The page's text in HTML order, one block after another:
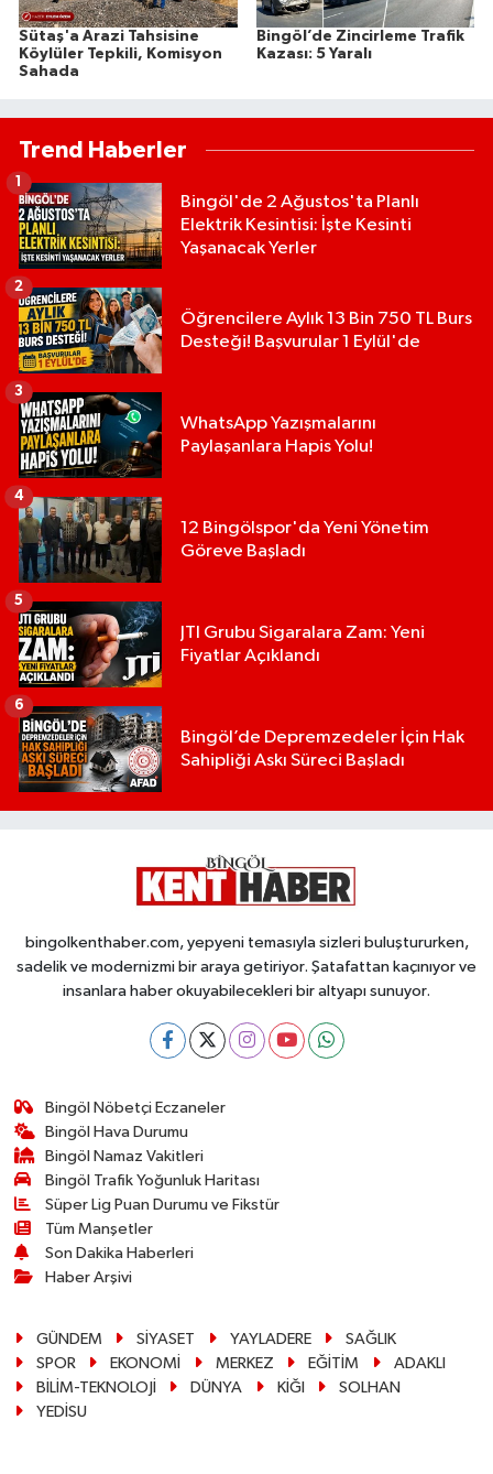
Sütaş'a Arazi Tahsisine
Köylüler Tepkili, Komisyon
Sahada
Bingöl’de Zincirleme Trafik
Kazası: 5 Yaralı
Trend Haberler
Bingöl'de 2 Ağustos'ta Planlı
Elektrik Kesintisi: İşte Kesinti
Yaşanacak Yerler
1
Öğrencilere Aylık 13 Bin 750 TL Burs
Desteği! Başvurular 1 Eylül'de
2
WhatsApp Yazışmalarını
Paylaşanlara Hapis Yolu!
3
12 Bingölspor'da Yeni Yönetim
Göreve Başladı
4
JTI Grubu Sigaralara Zam: Yeni
Fiyatlar Açıklandı
5
Bingöl’de Depremzedeler İçin Hak
Sahipliği Askı Süreci Başladı
6
bingolkenthaber.com, yepyeni temasıyla sizleri buluştururken,
sadelik ve modernizmi bir araya getiriyor. Şatafattan kaçınıyor ve
insanlara haber okuyabilecekleri bir altyapı sunuyor.
Bingöl Nöbetçi Eczaneler
Bingöl Hava Durumu
Bingöl Namaz Vakitleri
Bingöl Trafik Yoğunluk Haritası
Süper Lig Puan Durumu ve Fikstür
Tüm Manşetler
Son Dakika Haberleri
Haber Arşivi
GÜNDEM SİYASET YAYLADERE
SAĞLIK
SPOR
EKONOMİ MERKEZ EĞİTİM
ADAKLI
BİLİM-TEKNOLOJİ
DÜNYA KİĞI
SOLHAN
YEDİSU